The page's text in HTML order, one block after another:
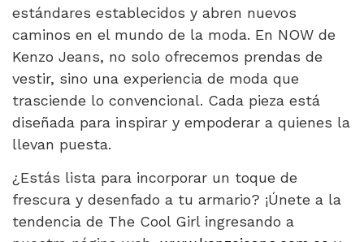
estándares establecidos y abren nuevos
caminos en el mundo de la moda. En NOW de
Kenzo Jeans, no solo ofrecemos prendas de
vestir, sino una experiencia de moda que
trasciende lo convencional. Cada pieza está
diseñada para inspirar y empoderar a quienes la
llevan puesta.
¿Estás lista para incorporar un toque de
frescura y desenfado a tu armario? ¡Únete a la
tendencia de The Cool Girl ingresando a